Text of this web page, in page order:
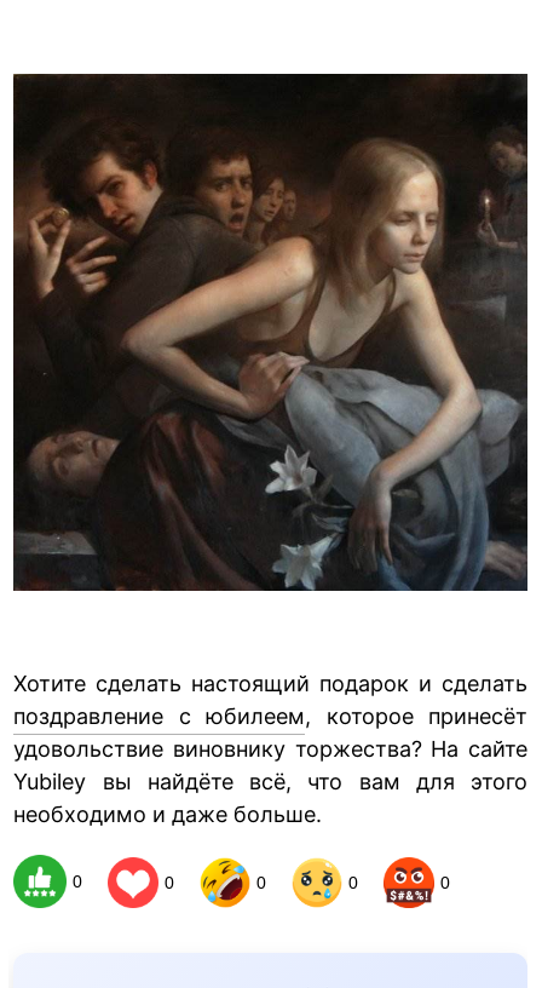
Хотите сделать настоящий подарок и сделать
поздравление с юбилеем, которое принесёт
удовольствие виновнику торжества? На сайте
Yubiley вы найдёте всё, что вам для этого
необходимо и даже больше.
0 0 0 0 0